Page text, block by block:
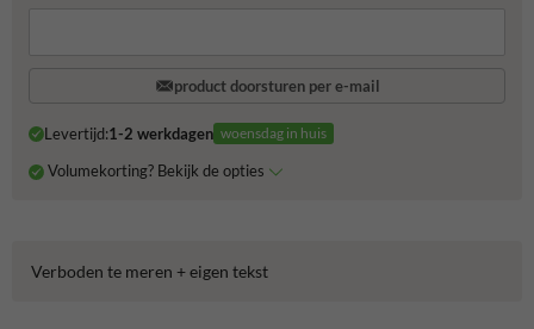
product doorsturen per e-mail
Levertijd:1-2 werkdagen woensdag in huis
Volumekorting? Bekijk de opties
Verboden te meren + eigen tekst